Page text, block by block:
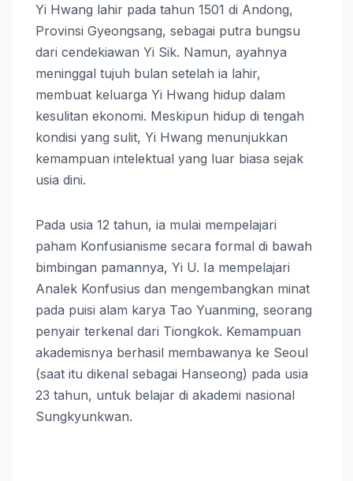
Yi Hwang lahir pada tahun 1501 di Andong,
Provinsi Gyeongsang, sebagai putra bungsu
dari cendekiawan Yi Sik. Namun, ayahnya
meninggal tujuh bulan setelah ia lahir,
membuat keluarga Yi Hwang hidup dalam
kesulitan ekonomi. Meskipun hidup di tengah
kondisi yang sulit, Yi Hwang menunjukkan
kemampuan intelektual yang luar biasa sejak
usia dini.
Pada usia 12 tahun, ia mulai mempelajari
paham Konfusianisme secara formal di bawah
bimbingan pamannya, Yi U. Ia mempelajari
Analek Konfusius dan mengembangkan minat
pada puisi alam karya Tao Yuanming, seorang
penyair terkenal dari Tiongkok. Kemampuan
akademisnya berhasil membawanya ke Seoul
(saat itu dikenal sebagai Hanseong) pada usia
23 tahun, untuk belajar di akademi nasional
Sungkyunkwan.